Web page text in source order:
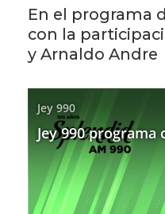
En el programa
con la
y Arnaldo Andre